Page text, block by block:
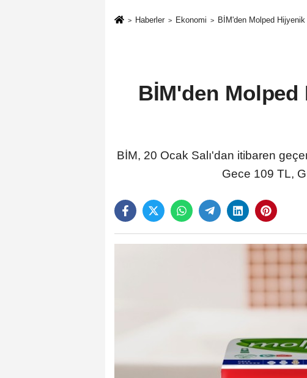
Haberler Ekonomi BİM'den Molped Hijyenik
BİM'den Molped
BİM, 20 Ocak Salı'dan itibaren
Gece 109 TL,